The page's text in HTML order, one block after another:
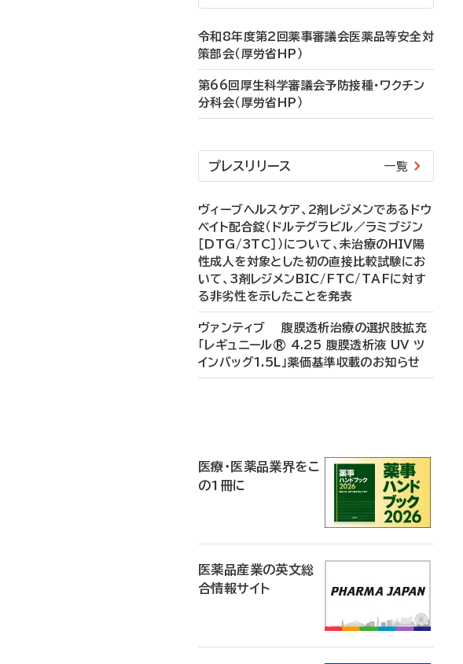
令和8年度第2回薬事審議会医薬品等安全対
策部会（厚労省HP）
第66回厚生科学審議会予防接種・ワクチン
分科会（厚労省HP）
プレスリリース 一覧
ヴィーブヘルスケア、2剤レジメンであるドウ
ベイト配合錠（ドルテグラビル／ラミブジン
［DTG/3TC］）について、未治療のHIV陽
性成人を対象とした初の直接比較試験にお
いて、3剤レジメンBIC/FTC/TAFに対す
る非劣性を示したことを発表
ヴァンティブ 腹膜透析治療の選択肢拡充
「レギュニール® 4.25 腹膜透析液 UV ツ
インバッグ1.5L」薬価基準収載のお知らせ
医療・医薬品業界をこ
の1冊に
医薬品産業の英文総
合情報サイト